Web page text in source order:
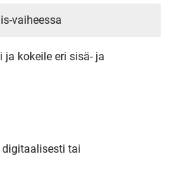
vaiheessa
kokeile eri sisä- ja
tai